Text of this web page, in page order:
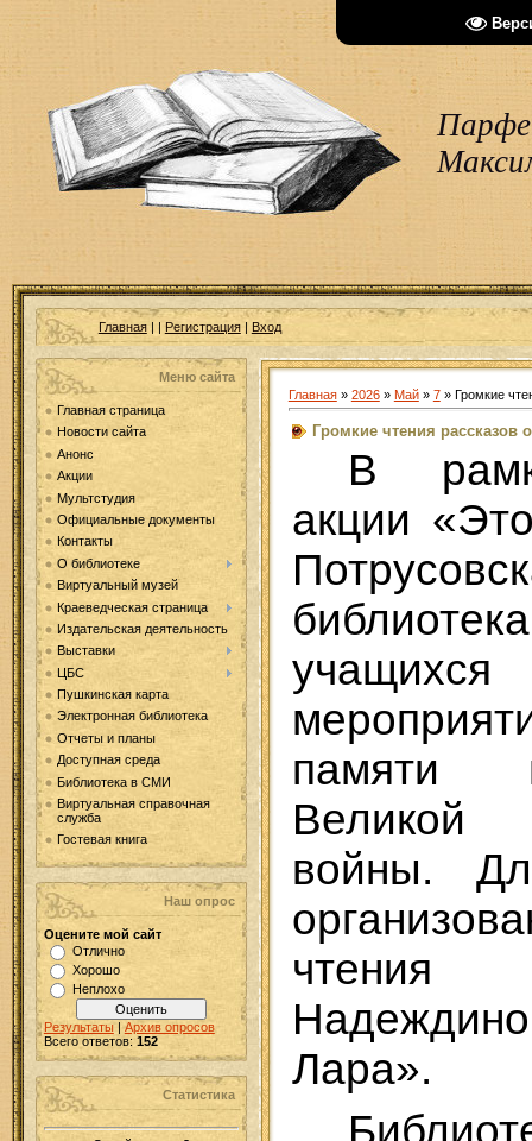
Главная| | Регистрация| Вход
Меню сайта
Главная страница
Новости сайта
Анонс
Акции
Мультстудия
Официальные документы
Контакты
О библиотеке
Виртуальный музей
Краеведческая страница
Издательская деятельность
Выставки
ЦБС
Пушкинская карта
Электронная библиотека
Отчеты и планы
Доступная среда
Библиотека в СМИ
Виртуальная справочная
служба
Гостевая книга
Наш опрос
Оцените мой сайт
Отлично
Хорошо
Неплохо
Результаты | Архив опросов
Всего ответов: 152
Статистика
Главная» 2026 » Май » 7» Громкие
Громкие чтения рассказов
В
акции
памяти
Великой
войны.
Лара».